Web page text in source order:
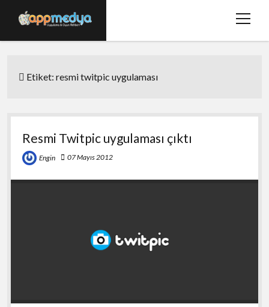
menüyü
Hakkımızda
twitterfacebook
Etiket:resmi twitpic uygulaması
Resmi Twitpic uygulaması çıktı
Engin 07 Mayıs 2012